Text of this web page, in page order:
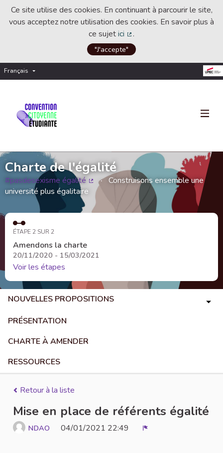
Ce site utilise des cookies. En continuant à parcourir le site,
vous acceptez notre utilisation des cookies. En savoir plus à
ce sujetici
(Lien externe)
.
"J'accepte"
Français Choisir la langue
Charte de l'égalité
#pasdesexisme égalité
(Lien externe)
Construisons ensemble une
université plus égalitaire
ÉTAPE 2 SUR 2
Amendons la charte
20/11/2020 - 15/03/2021
Voir les étapes
NOUVELLES PROPOSITIONS
PRÉSENTATION
CHARTE À AMENDER
RESSOURCES
Retour à la liste
Mise en place de référents égalité
NDAO 04/01/2021 22:49